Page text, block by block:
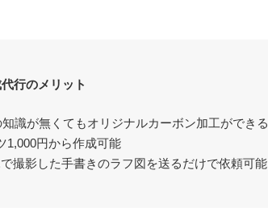
行のメリット
識が無くてもオリジナルカーボン加工ができる
1,000円から作成可能
撮影した手書きのラフ図を送るだけで依頼可能